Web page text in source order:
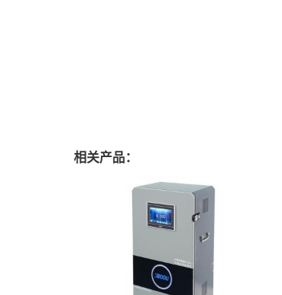
相关产品：